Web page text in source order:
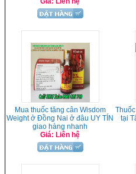
Mua thuốc tăng cân Wisdom
Weight ở Đồng Nai ở đâu UY TÍN
giao hàng nhanh
Giá: Liên hệ
tại